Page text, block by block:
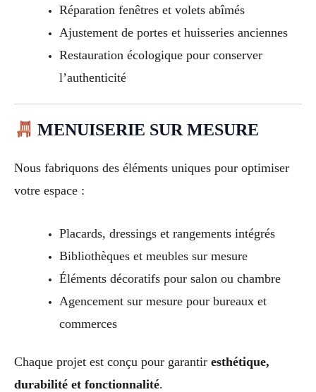
Réparation fenêtres et volets abîmés
Ajustement de portes et huisseries anciennes
Restauration écologique pour conserver
l’authenticité
MENUISERIE SUR MESURE
Nous fabriquons des éléments uniques pour optimiser
votre espace :
Placards, dressings et rangements intégrés
Bibliothèques et meubles sur mesure
Éléments décoratifs pour salon ou chambre
Agencement sur mesure pour bureaux et
commerces
Chaque projet est conçu pour garantir esthétique,
durabilité et fonctionnalité.